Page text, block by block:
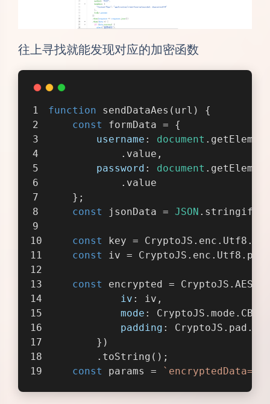
往上寻找就能发现对应的加密函数
function sendDataAes ( url ) {
const
formData = {
username : document
            .value,
password : document
            .value
    };
const
jsonData = JSON
const
key =
const
iv =
const
encrypted =
iv : iv,
mode : CryptoJS.mode.CBC,
padding :
        })
        .toString();
const
params = `encryptedData=